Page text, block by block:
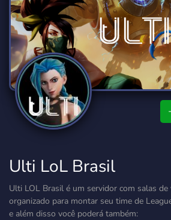
Ulti LoL Brasil
Ulti LOL Brasil é um servidor com salas
organizado para montar seu time de
e além disso você poderá também: